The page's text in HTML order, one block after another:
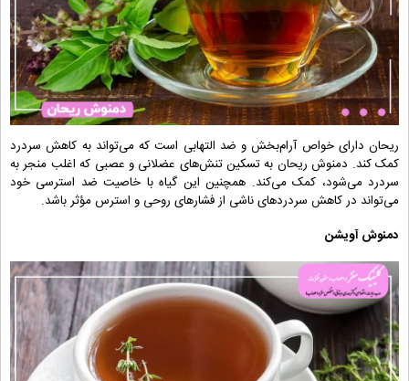
ریحان دارای خواص آرام‌بخش و ضد التهابی است که می‌تواند به کاهش سردرد
کمک کند. دمنوش ریحان به تسکین تنش‌های عضلانی و عصبی که اغلب منجر به
سردرد می‌شود، کمک می‌کند. همچنین این گیاه با خاصیت ضد استرسی خود
می‌تواند در کاهش سردردهای ناشی از فشارهای روحی و استرس مؤثر باشد.
دمنوش آویشن